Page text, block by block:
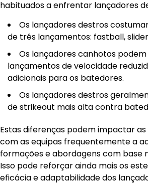
habituados a enfrentar lançadores
Os lançadores destros
de três lançamentos: fastball,
Os lançadores canhotos
lançamentos de velocidade
adicionais para os batedores.
Os lançadores destros
de strikeout mais alta contra
Estas diferenças podem impactar as
com as equipas frequentemente a
formações e abordagens com base
Isso pode reforçar ainda mais os
eficácia e adaptabilidade dos